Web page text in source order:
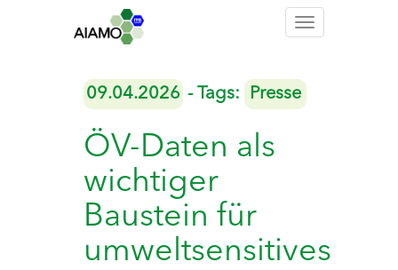
Toggle
09.04.2026 - Tags: Presse
ÖV-Daten als
wichtiger
Baustein für
umweltsensitives